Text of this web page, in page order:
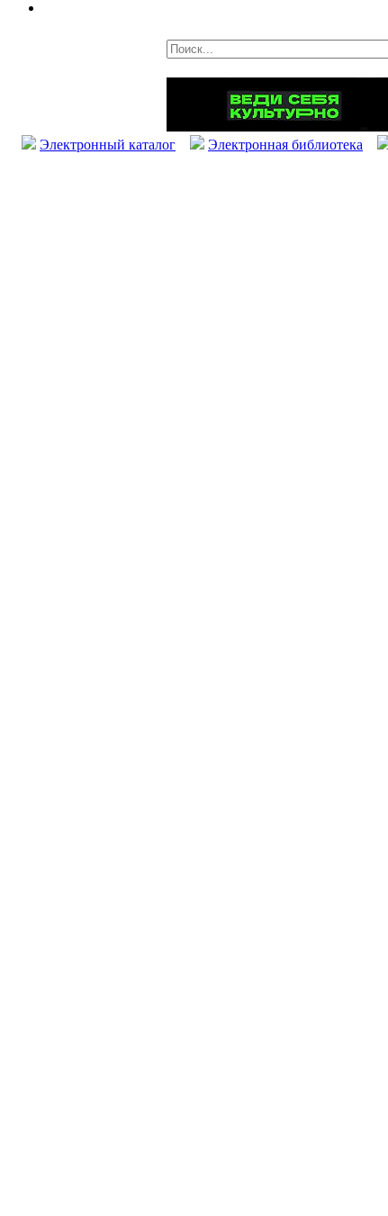
Электронный каталог Электронная библиотека